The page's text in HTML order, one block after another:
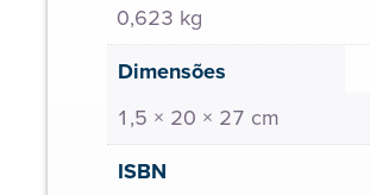
0,623 kg
Dimensões
1,5 × 20 × 27 cm
ISBN